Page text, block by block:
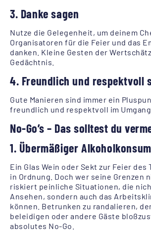
3. Danke sagen
Nutze die Gelegenheit, um deinem
Organisatoren für die Feier und das
danken. Kleine Gesten der
Gedächtnis.
4. Freundlich und respektvoll
Gute Manieren sind immer ein
freundlich und respektvoll im
No-Go’s – Das solltest du
1. Übermäßiger Alkoholkonsum
Ein Glas Wein oder Sekt zur Feier des
in Ordnung. Doch wer seine Grenzen
riskiert peinliche Situationen, die
Ansehen, sondern auch das
können. Betrunken zu randalieren,
beleidigen oder andere Gäste
absolutes No-Go.